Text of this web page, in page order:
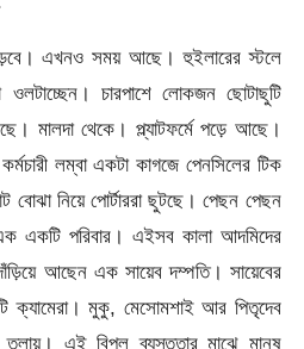
এখনও সময় আছে। হুইলারের স্টলে
ওলটাচ্ছেন। চারপাশে লোকজন ছোটাছুটি
মালদা থেকে। প্ল্যাটফর্মে পড়ে আছে।
লম্বা একটা কাগজে পেনসিলের টিক
বোঝা নিয়ে পোর্টাররা ছুটছে। পেছন পেছন
একটি পরিবার। এইসব কালা আদমিদের
আছেন এক সায়েব দম্পতি। সায়েবের
ক্যামেরা। মুকু, মেসোমশাই আর পিতৃদেব
এই বিপুল ব্যস্ততার মাঝে মানুষ